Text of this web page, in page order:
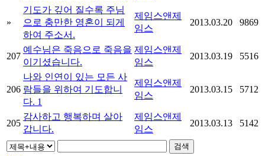
»
기도가 깊어 질수록 주님
으로 충만한 영혼이 되게
하여 주소서.
제임스앤제
임스
2013.03.20 9869
207
예수님은 죽음으로 죽음을
이기셨습니다.
제임스앤제
임스
2013.03.19 5516
206
나와 인연이 있는 모든 사
람들을 위하여 기도합니
다. 1
제임스앤제
임스
2013.03.15 5712
205
감사하고 행복하며 살아
갑니다.
제임스앤제
임스
2013.03.13 5142
검색